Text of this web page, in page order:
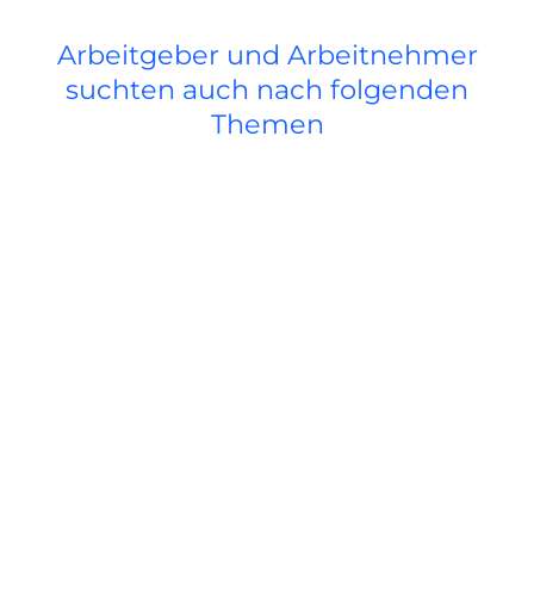
Arbeitgeber und Arbeitnehmer
suchten auch nach folgenden
Themen